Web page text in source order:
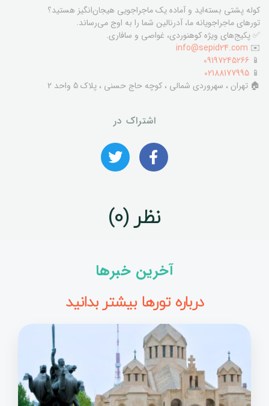
کوله پشتی بسته‌اید و آماده یک ماجراجویی هیجان‌انگیز هستید؟
تورهای ماجراجویانه ما، آدرنالین شما را به اوج می‌رساند.
✅ پکیج‌های ویژه کوهنوردی، غواصی و سافاری.
✉️
info@sepid24.com
📱
09197245266
📱
02188177995
🏠 تهران ، سهروردی شمالی ، کوچه حاج حسنی ، پلاک 5 واحد 2
اشتراک در
نظر (0)
آخرین خبرها
درباره تورها بیشتر بدانید